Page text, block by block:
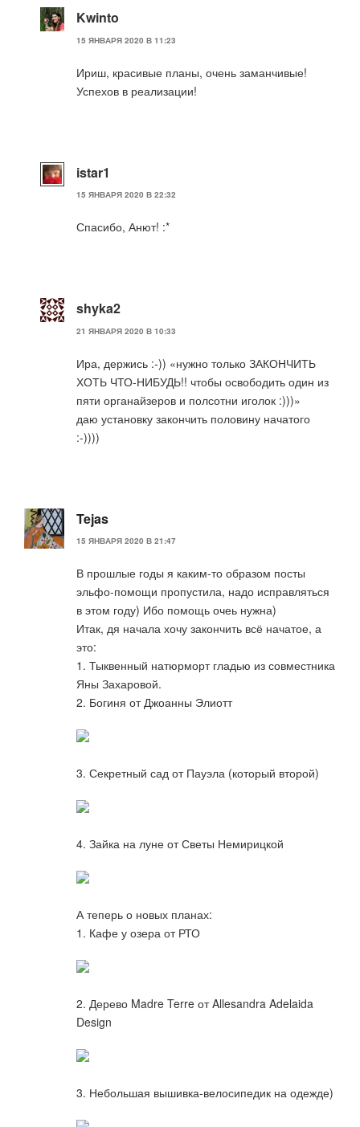
Kwinto
15 ЯНВАРЯ 2020 В 11:23
Ириш, красивые планы, очень заманчивые!
Успехов в реализации!
istar1
15 ЯНВАРЯ 2020 В 22:32
Спасибо, Анют! :*
shyka2
21 ЯНВАРЯ 2020 В 10:33
Ира, держись :-)) «нужно только ЗАКОНЧИТЬ
ХОТЬ ЧТО-НИБУДЬ!! чтобы освободить один из
пяти органайзеров и полсотни иголок :)))»
даю установку закончить половину начатого
:-))))
Tejas
15 ЯНВАРЯ 2020 В 21:47
В прошлые годы я каким-то образом посты
эльфо-помощи пропустила, надо исправляться
в этом году) Ибо помощь очеь нужна)
Итак, дя начала хочу закончить всё начатое, а
это:
1. Тыквенный натюрморт гладью из совместника
Яны Захаровой.
2. Богиня от Джоанны Элиотт
3. Секретный сад от Пауэла (который второй)
4. Зайка на луне от Светы Немирицкой
А теперь о новых планах:
1. Кафе у озера от РТО
2. Дерево Madre Terre от Allesandra Adelaida
Design
3. Небольшая вышивка-велосипедик на одежде)